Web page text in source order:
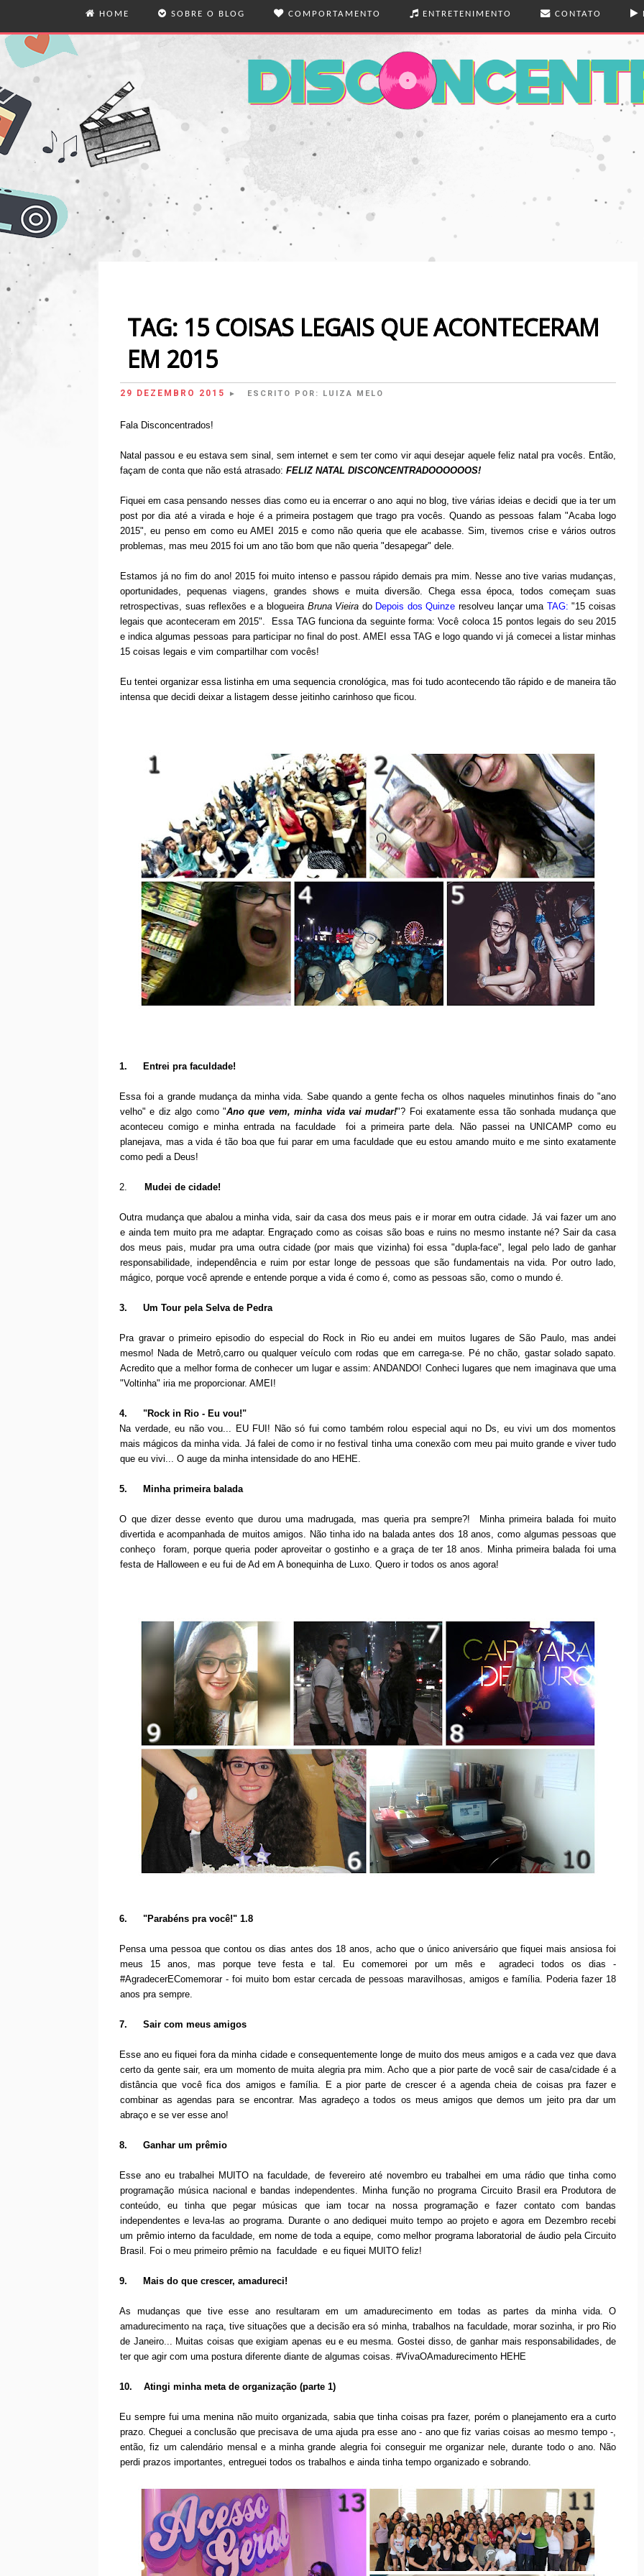
HOME SOBRE O BLOG COMPORTAMENTO
VIDA REAL
VIAGENS
REFLEXÕES
ENTRETENIMENTO
MÚSICA
LIVROS
TEATRO
CONTATO
TAG: 15 COISAS LEGAIS QUE ACONTECERAM
EM 2015
29 DEZEMBRO 2015 ► ESCRITO POR: LUIZA MELO
Fala Disconcentrados!
Natal passou e eu estava sem sinal, sem internet e sem ter como vir aqui desejar aquele feliz natal pra vocês. Então,
façam de conta que não está atrasado: FELIZ NATAL DISCONCENTRADOOOOOOS!
Fiquei em casa pensando nesses dias como eu ia encerrar o ano aqui no blog, tive várias ideias e decidi que ia ter um
post por dia até a virada e hoje é a primeira postagem que trago pra vocês. Quando as pessoas falam "Acaba logo
2015", eu penso em como eu AMEI 2015 e como não queria que ele acabasse. Sim, tivemos crise e vários outros
problemas, mas meu 2015 foi um ano tão bom que não queria "desapegar" dele.
Estamos já no fim do ano! 2015 foi muito intenso e passou rápido demais pra mim. Nesse ano tive varias mudanças,
oportunidades, pequenas viagens, grandes shows e muita diversão. Chega essa época, todos começam suas
retrospectivas, suas reflexões e a blogueira Bruna Vieira do Depois dos Quinze resolveu lançar uma TAG: "15 coisas
legais que aconteceram em 2015". Essa TAG funciona da seguinte forma: Você coloca 15 pontos legais do seu 2015
e indica algumas pessoas para participar no final do post. AMEI essa TAG e logo quando vi já comecei a listar minhas
15 coisas legais e vim compartilhar com vocês!
Eu tentei organizar essa listinha em uma sequencia cronológica, mas foi tudo acontecendo tão rápido e de maneira tão
intensa que decidi deixar a listagem desse jeitinho carinhoso que ficou.
1. Entrei pra faculdade!
Essa foi a grande mudança da minha vida. Sabe quando a gente fecha os olhos naqueles minutinhos finais do "ano
velho" e diz algo como "Ano que vem, minha vida vai mudar!"? Foi exatamente essa tão sonhada mudança que
aconteceu comigo e minha entrada na faculdade foi a primeira parte dela. Não passei na UNICAMP como eu
planejava, mas a vida é tão boa que fui parar em uma faculdade que eu estou amando muito e me sinto exatamente
como pedi a Deus!
2. Mudei de cidade!
Outra mudança que abalou a minha vida, sair da casa dos meus pais e ir morar em outra cidade. Já vai fazer um ano
e ainda tem muito pra me adaptar. Engraçado como as coisas são boas e ruins no mesmo instante né? Sair da casa
dos meus pais, mudar pra uma outra cidade (por mais que vizinha) foi essa "dupla-face", legal pelo lado de ganhar
responsabilidade, independência e ruim por estar longe de pessoas que são fundamentais na vida. Por outro lado,
mágico, porque você aprende e entende porque a vida é como é, como as pessoas são, como o mundo é.
3. Um Tour pela Selva de Pedra
Pra gravar o primeiro episodio do especial do Rock in Rio eu andei em muitos lugares de São Paulo, mas andei
mesmo! Nada de Metrô,carro ou qualquer veículo com rodas que em carrega-se. Pé no chão, gastar solado sapato.
Acredito que a melhor forma de conhecer um lugar e assim: ANDANDO! Conheci lugares que nem imaginava que uma
"Voltinha" iria me proporcionar. AMEI!
4.
"Rock in Rio - Eu vou!"
Na verdade, eu não vou... EU FUI! Não só fui como também rolou especial aqui no Ds, eu vivi um dos momentos
mais mágicos da minha vida. Já falei de como ir no festival tinha uma conexão com meu pai muito grande e viver tudo
que eu vivi... O auge da minha intensidade do ano HEHE.
5. Minha primeira balada
O que dizer desse evento que durou uma madrugada, mas queria pra sempre?! Minha primeira balada foi muito
divertida e acompanhada de muitos amigos. Não tinha ido na balada antes dos 18 anos, como algumas pessoas que
conheço foram, porque queria poder aproveitar o gostinho e a graça de ter 18 anos. Minha primeira balada foi uma
festa de Halloween e eu fui de Ad em A bonequinha de Luxo. Quero ir todos os anos agora!
6. "Parabéns pra você!" 1.8
Pensa uma pessoa que contou os dias antes dos 18 anos, acho que o único aniversário que fiquei mais ansiosa foi
meus 15 anos, mas porque teve festa e tal. Eu comemorei por um mês e agradeci todos os dias -
#AgradecerEComemorar - foi muito bom estar cercada de pessoas maravilhosas, amigos e família. Poderia fazer 18
anos pra sempre.
7. Sair com meus amigos
Esse ano eu fiquei fora da minha cidade e consequentemente longe de muito dos meus amigos e a cada vez que dava
certo da gente sair, era um momento de muita alegria pra mim. Acho que a pior parte de você sair de casa/cidade é a
distância que você fica dos amigos e família. E a pior parte de crescer é a agenda cheia de coisas pra fazer e
combinar as agendas para se encontrar. Mas agradeço a todos os meus amigos que demos um jeito pra dar um
abraço e se ver esse ano!
8. Ganhar um prêmio
Esse ano eu trabalhei MUITO na faculdade, de fevereiro até novembro eu trabalhei em uma rádio que tinha como
programação música nacional e bandas independentes. Minha função no programa Circuito Brasil era Produtora de
conteúdo, eu tinha que pegar músicas que iam tocar na nossa programação e fazer contato com bandas
independentes e leva-las ao programa. Durante o ano dediquei muito tempo ao projeto e agora em Dezembro recebi
um prêmio interno da faculdade, em nome de toda a equipe, como melhor programa laboratorial de áudio pela Circuito
Brasil. Foi o meu primeiro prêmio na faculdade e eu fiquei MUITO feliz!
9. Mais do que crescer, amadureci!
As mudanças que tive esse ano resultaram em um amadurecimento em todas as partes da minha vida. O
amadurecimento na raça, tive situações que a decisão era só minha, trabalhos na faculdade, morar sozinha, ir pro Rio
de Janeiro... Muitas coisas que exigiam apenas eu e eu mesma. Gostei disso, de ganhar mais responsabilidades, de
ter que agir com uma postura diferente diante de algumas coisas. #VivaOAmadurecimento HEHE
10. Atingi minha meta de organização (parte 1)
Eu sempre fui uma menina não muito organizada, sabia que tinha coisas pra fazer, porém o planejamento era a curto
prazo. Cheguei a conclusão que precisava de uma ajuda pra esse ano - ano que fiz varias coisas ao mesmo tempo -,
então, fiz um calendário mensal e a minha grande alegria foi conseguir me organizar nele, durante todo o ano. Não
perdi prazos importantes, entreguei todos os trabalhos e ainda tinha tempo organizado e sobrando.